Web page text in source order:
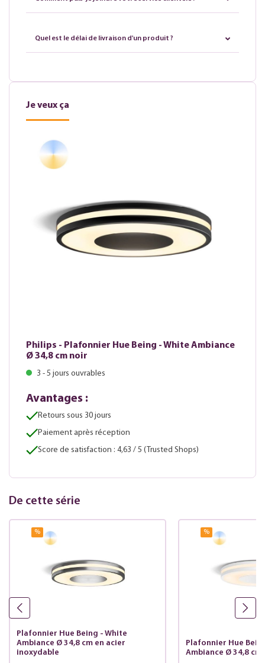
Quel est le délai de livraison d'un produit ?
Je veux ça
Philips - Plafonnier Hue Being - White Ambiance
Ø 34,8 cm noir
3 - 5 jours ouvrables
Avantages :
Retours sous 30 jours
Paiement après réception
Score de satisfaction : 4,63 / 5 (Trusted Shops)
De cette série
%
Plafonnier Hue Being - White
Ambiance Ø 34,8 cm en acier
inoxydable
%
Plafonnier Hue
Ambiance Ø 34,8 cm